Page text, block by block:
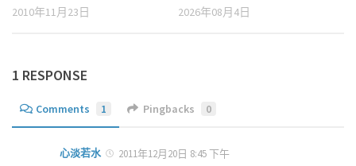
2010年11月23日 2026年08月4日
1 RESPONSE
Comments 1 Pingbacks 0
心淡若水
2011年12月20日 8:45 下午